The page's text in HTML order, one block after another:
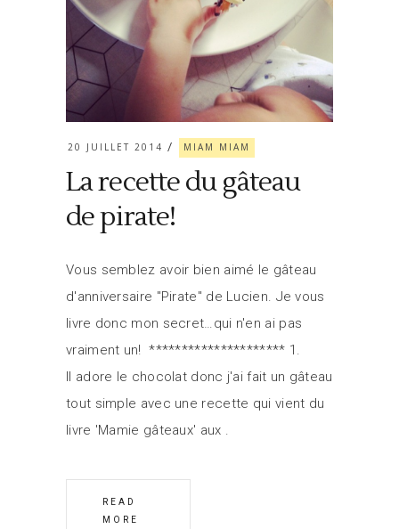
20 JUILLET 2014 MIAM MIAM
La recette du gâteau
de pirate!
Vous semblez avoir bien aimé le gâteau
d'anniversaire "Pirate" de Lucien. Je vous
livre donc mon secret…qui n'en ai pas
vraiment un! ********************* 1.
Il adore le chocolat donc j'ai fait un gâteau
tout simple avec une recette qui vient du
livre 'Mamie gâteaux' aux
READ
MORE